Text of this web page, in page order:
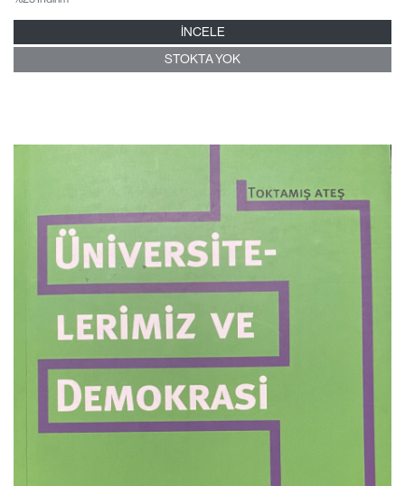
İNCELE
STOKTA YOK